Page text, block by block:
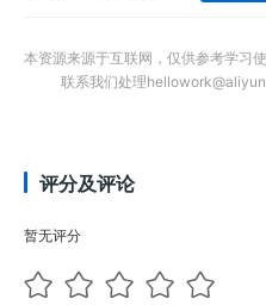
本资源来源于互联网，仅供参考学习
联系我们处理
评分及评论
暂无评分